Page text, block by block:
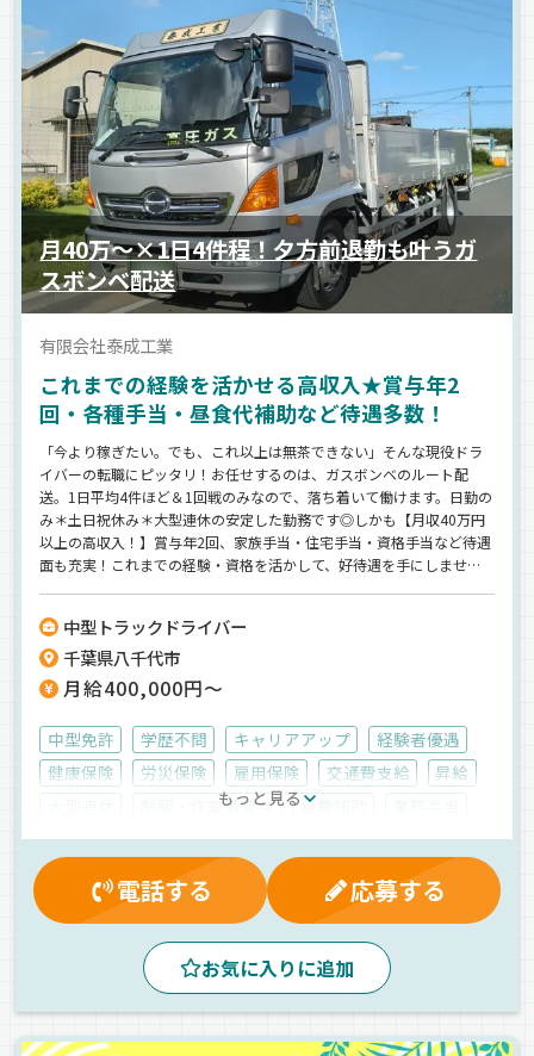
月40万～×1日4件程！夕方前退勤も叶うガ
スボンベ配送
有限会社泰成工業
これまでの経験を活かせる高収入★賞与年2
回・各種手当・昼食代補助など待遇多数！
「今より稼ぎたい。でも、これ以上は無茶できない」そんな現役ドラ
イバーの転職にピッタリ！お任せするのは、ガスボンベのルート配
送。1日平均4件ほど＆1回戦のみなので、落ち着いて働けます。日勤の
み＊土日祝休み＊大型連休の安定した勤務です◎しかも【月収40万円
以上の高収入！】賞与年2回、家族手当・住宅手当・資格手当など待遇
面も充実！これまでの経験・資格を活かして、好待遇を手にしません
中型トラックドライバー
千葉県八千代市
月給400,000円～
中型免許 学歴不問 キャリアアップ
経験者優遇
健康保険
労災保険 雇用保険 交通費支給
昇給
制服・作業着貸与 食費補助
厚生年金
賞与 早出手当
資格取得制度
有給休暇
家族手当 マイカー通勤可
残業手当
夕方 早朝 ルート配送 手積み
地場
1人1台専用車 危険物
平ボディ車
もっと見る
電話する 応募する
お気に入りに追加